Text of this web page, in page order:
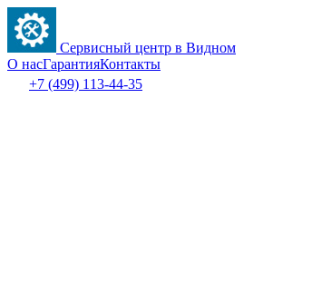
Сервисный центр в Видном
О насГарантияКонтакты
+7 (499) 113-44-35